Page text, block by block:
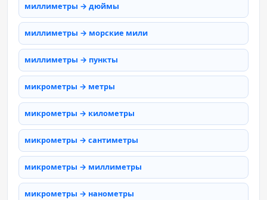
миллиметры → дюймы
миллиметры → морские мили
миллиметры → пункты
микрометры → метры
микрометры → километры
микрометры → сантиметры
микрометры → миллиметры
микрометры → нанометры